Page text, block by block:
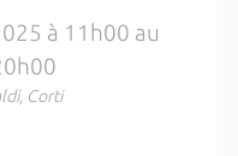
à 11h00 au
Corti